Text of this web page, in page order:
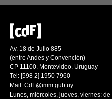
Av. 18 de Julio 885
(entre Andes y Convención)
CP 11100. Montevideo. Uruguay
Tel: [598 2] 1950 7960
Mail: CdF@imm.gub.uy
Lunes, miércoles, jueves, viernes: